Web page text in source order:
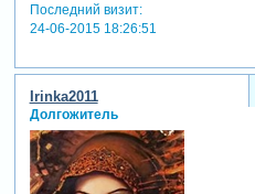
Последний визит:
24-06-2015 18:26:51
Irinka2011
Долгожитель